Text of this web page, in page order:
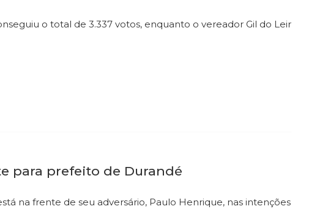
o total de 3.337 votos, enquanto o vereador Gil do Leir
para prefeito de Durandé
na frente de seu adversário, Paulo Henrique, nas intenções